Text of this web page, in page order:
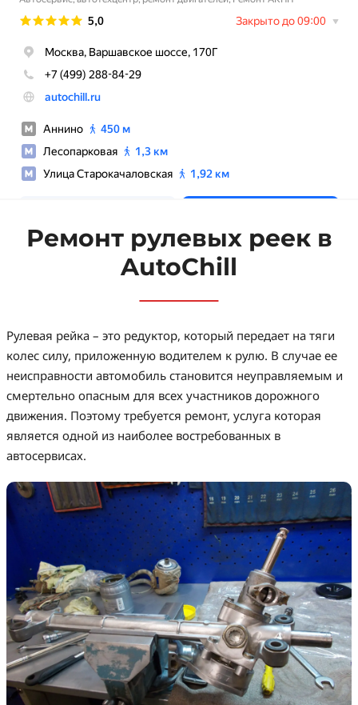
Ремонт рулевых реек в
AutoChill
Рулевая рейка – это редуктор, который передает на тяги
колес силу, приложенную водителем к рулю. В случае ее
неисправности автомобиль становится неуправляемым и
смертельно опасным для всех участников дорожного
движения. Поэтому требуется ремонт, услуга которая
является одной из наиболее востребованных в
автосервисах.